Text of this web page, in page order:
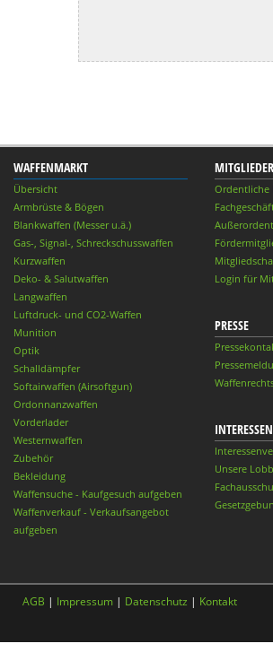
WAFFENMARKT
Übersicht
Armbrüste & Bögen
Blankwaffen (Messer u.ä.)
Gas-, Signal-, Schreckschusswaffen
Kurzwaffen
Deko- & Salutwaffen
Langwaffen
Luftdruck- und CO2-Waffen
Munition
Optik
Schalldämpfer
Softairwaffen (Airsoftgun)
Ordonnanzwaffen
Vorderlader
Westernwaffen
Zubehör
Bekleidung
Waffensuche - Kaufgesuch aufgeben
Waffenverkauf - Verkaufsangebot
aufgeben
MITGLIEDER
Ordentliche
Login für
PRESSE
Unsere
AGB | Impressum | Datenschutz | Kontakt